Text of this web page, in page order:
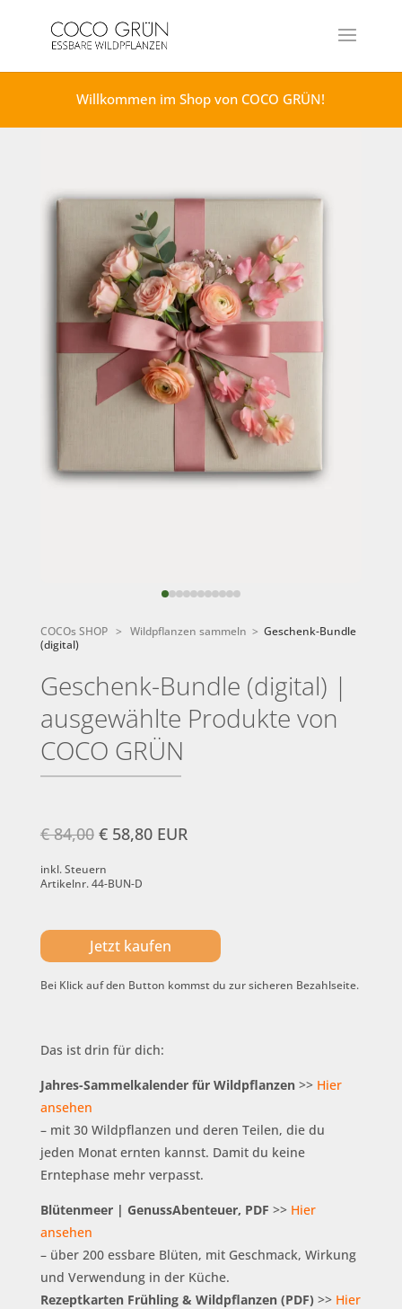
Willkommen im Shop von COCO GRÜN!
COCOs SHOP> Wildpflanzen sammeln > Geschenk-Bundle
(digital)
Geschenk-Bundle (digital) |
ausgewählte Produkte von
COCO GRÜN
€ 84,00€ 58,80 EUR
inkl. Steuern
Artikelnr. 44-BUN-D
Jetzt kaufen
Bei Klick auf den Button kommst du zur sicheren Bezahlseite.
Das ist drin für dich:
Jahres-Sammelkalender für Wildpflanzen >> Hier
ansehen
– mit 30 Wildpflanzen und deren Teilen, die du
jeden Monat ernten kannst. Damit du keine
Erntephase mehr verpasst.
Blütenmeer | GenussAbenteuer, PDF >> Hier
ansehen
– über 200 essbare Blüten, mit Geschmack, Wirkung
und Verwendung in der Küche.
Rezeptkarten Frühling & Wildpflanzen (PDF) >> Hier